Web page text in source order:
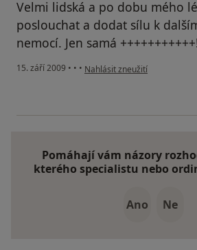
Velmi lidská a po dobu mého
poslouchat a dodat sílu k
nemocí. Jen samá
15. září 2009 • • • podle názoru uživatele
Nahlásit zneužití
Pomáhají vám názory
kterého specialistu nebo
Ano Ne